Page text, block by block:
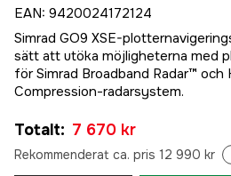
EAN: 9420024172124
Simrad GO9 XSE-
sätt att utöka möjligheterna med
för Simrad Broadband Radar™ och
Compression-radarsystem.
Totalt: 7 670 kr
Rekommenderat ca. pris 12 990 kr